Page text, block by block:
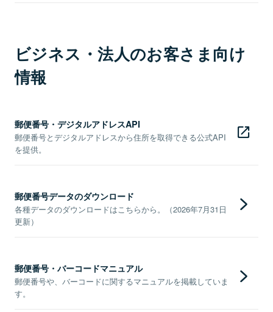
ビジネス・法人のお客さま向け
情報
郵便番号・デジタルアドレスAPI
郵便番号とデジタルアドレスから住所を取得できる公式API
を提供。
郵便番号データのダウンロード
各種データのダウンロードはこちらから。（2026年7月31日
更新）
郵便番号・バーコードマニュアル
郵便番号や、バーコードに関するマニュアルを掲載していま
す。